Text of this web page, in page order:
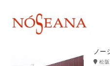
ノー
松